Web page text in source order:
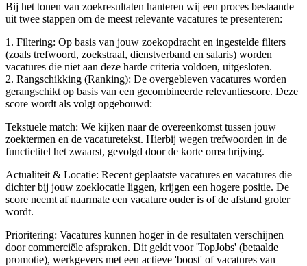
Bij het tonen van zoekresultaten hanteren wij een proces bestaande
uit twee stappen om de meest relevante vacatures te presenteren:
1. Filtering: Op basis van jouw zoekopdracht en ingestelde filters
(zoals trefwoord, zoekstraal, dienstverband en salaris) worden
vacatures die niet aan deze harde criteria voldoen, uitgesloten.
2. Rangschikking (Ranking): De overgebleven vacatures worden
gerangschikt op basis van een gecombineerde relevantiescore. Deze
score wordt als volgt opgebouwd:
Tekstuele match: We kijken naar de overeenkomst tussen jouw
zoektermen en de vacaturetekst. Hierbij wegen trefwoorden in de
functietitel het zwaarst, gevolgd door de korte omschrijving.
Actualiteit & Locatie: Recent geplaatste vacatures en vacatures die
dichter bij jouw zoeklocatie liggen, krijgen een hogere positie. De
score neemt af naarmate een vacature ouder is of de afstand groter
wordt.
Prioritering: Vacatures kunnen hoger in de resultaten verschijnen
door commerciële afspraken. Dit geldt voor 'TopJobs' (betaalde
promotie), werkgevers met een actieve 'boost' of vacatures van